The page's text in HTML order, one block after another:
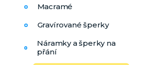
Macramé
Gravírované šperky
Náramky a šperky na
přání